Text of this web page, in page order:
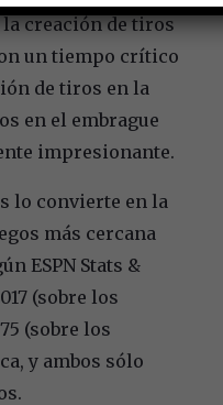
la creación de tiros
un tiempo crítico
de tiros en la
en el embrague
impresionante.
lo convierte en la
más cercana
ESPN Stats &
(sobre los
(sobre los
y ambos sólo